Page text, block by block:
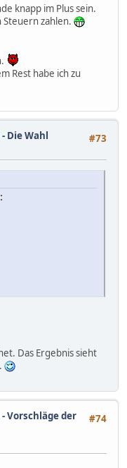
knapp im Plus sein.
zahlen.
Rest habe ich zu
#73
Die Wahl
Das Ergebnis sieht
#74
Vorschläge der